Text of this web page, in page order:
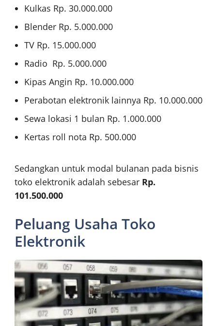
Kulkas Rp. 30.000.000
Blender Rp. 5.000.000
TV Rp. 15.000.000
Radio Rp. 5.000.000
Kipas Angin Rp. 10.000.000
Perabotan elektronik lainnya Rp. 10.000.000
Sewa lokasi 1 bulan Rp. 1.000.000
Kertas roll nota Rp. 500.000
Sedangkan untuk modal bulanan pada bisnis
toko elektronik adalah sebesar Rp.
101.500.000
Peluang Usaha Toko
Elektronik